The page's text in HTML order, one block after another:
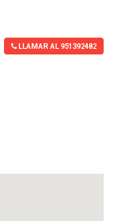
LLAMAR AL 951392482